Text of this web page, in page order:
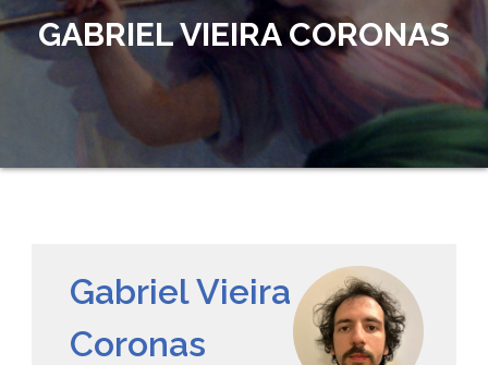
GABRIEL VIEIRA CORONAS
Gabriel Vieira
Coronas